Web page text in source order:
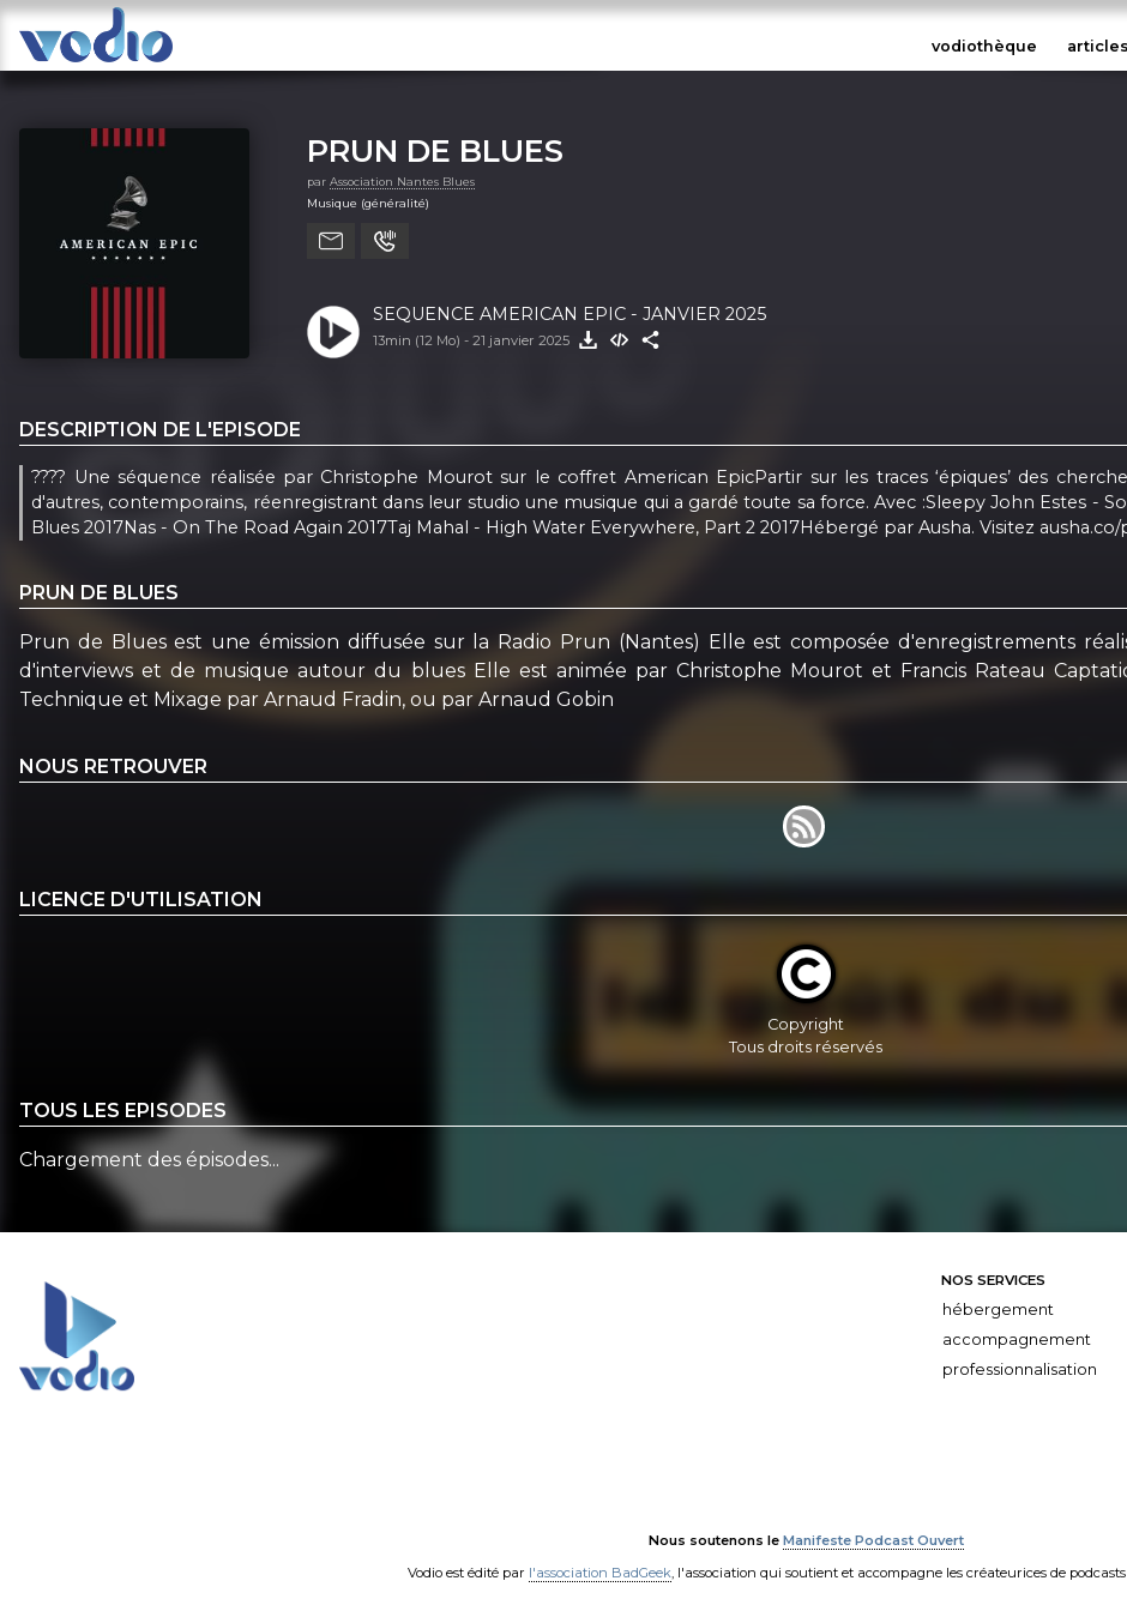
vodiothèque articles
PRUN DE BLUES
par Association Nantes Blues
Musique (généralité)
SEQUENCE AMERICAN EPIC - JANVIER 2025
13min (12 Mo) - 21 janvier 2025
DESCRIPTION DE L'EPISODE
???? Une séquence réalisée par Christophe Mourot sur le coffret American EpicPartir sur les traces ‘épiques’ des
d'autres, contemporains, réenregistrant dans leur studio une musique qui a gardé toute sa force. Avec :Sleepy John Estes -
Blues 2017Nas - On The Road Again 2017Taj Mahal - High Water Everywhere, Part 2 2017Hébergé par Ausha. Visitez
PRUN DE BLUES
Prun de Blues est une émission diffusée sur la Radio Prun (Nantes) Elle est composée d'enregistrements
d'interviews et de musique autour du blues Elle est animée par Christophe Mourot et Francis Rateau
Technique et Mixage par Arnaud Fradin, ou par Arnaud Gobin
NOUS RETROUVER
LICENCE D'UTILISATION
Copyright
Tous droits réservés
TOUS LES EPISODES
Chargement des épisodes...
NOS SERVICES
hébergement
accompagnement
professionnalisation
Nous soutenons le Manifeste Podcast Ouvert
Vodio est édité par l'association BadGeek , l'association qui soutient et accompagne les créateurices de podcasts